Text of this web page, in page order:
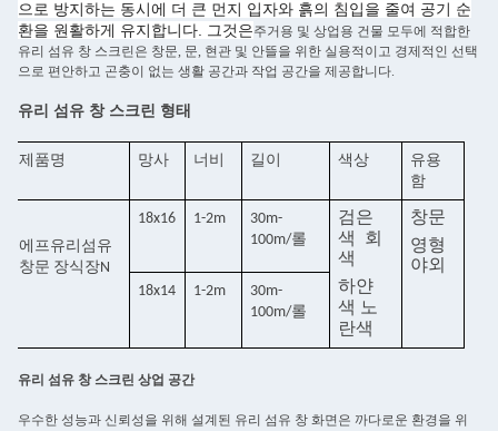
으로 방지하는 동시에 더 큰 먼지 입자와 흙의 침입을 줄여 공기 순
환을 원활하게 유지합니다. 그것은주거용 및 상업용 건물 모두에 적합한
유리 섬유 창 스크린은 창문, 문, 현관 및 안뜰을 위한 실용적이고 경제적인 선택
으로 편안하고 곤충이 없는 생활 공간과 작업 공간을 제공합니다.
유리 섬유 창 스크린 형태
제품명 망사 너비 길이 색상
유용
함
에프유리섬유
창문 장식장N
18x16 1-2m
30m-
100m/롤
검은
색
회
색
하얀
색 노
란색
창문
영형
야외
18x14 1-2m
30m-
100m/롤
유리 섬유 창 스크린 상업 공간
우수한 성능과 신뢰성을 위해 설계된 유리 섬유 창 화면은 까다로운 환경을 위